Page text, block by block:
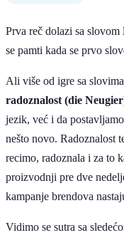
Prva reč dolazi sa slovom
se pamti kada se prvo
Ali više od igre sa
radoznalost (die
jezik, već i da
nešto novo. Radoznalost
recimo, radoznala i za to
proizvodnji pre dve
kampanje brendova
Vidimo se sutra sa